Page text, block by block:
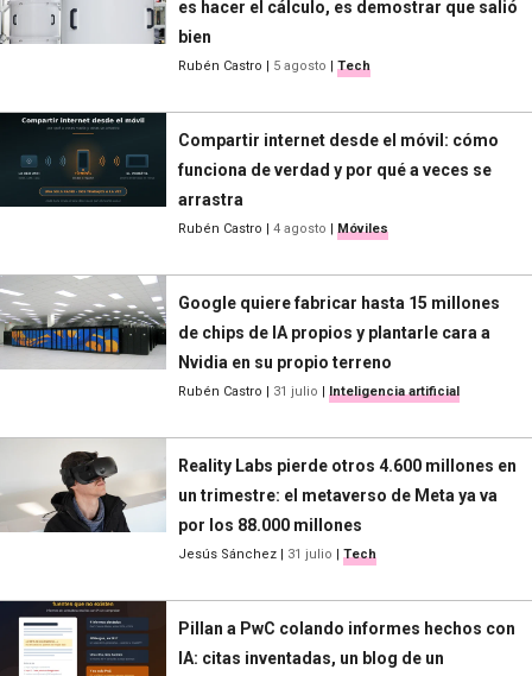
es hacer el cálculo, es demostrar que salió
bien
Rubén Castro 5 agosto Tech
Compartir internet desde el móvil: cómo
funciona de verdad y por qué a veces se
arrastra
Rubén Castro 4 agosto Móviles
Google quiere fabricar hasta 15 millones
de chips de IA propios y plantarle cara a
Nvidia en su propio terreno
Rubén Castro 31 julio Inteligencia artificial
Reality Labs pierde otros 4.600 millones en
un trimestre: el metaverso de Meta ya va
por los 88.000 millones
Jesús Sánchez 31 julio Tech
Pillan a PwC colando informes hechos con
IA: citas inventadas, un blog de un